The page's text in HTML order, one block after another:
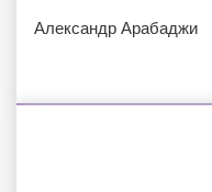
Александр Арабаджи